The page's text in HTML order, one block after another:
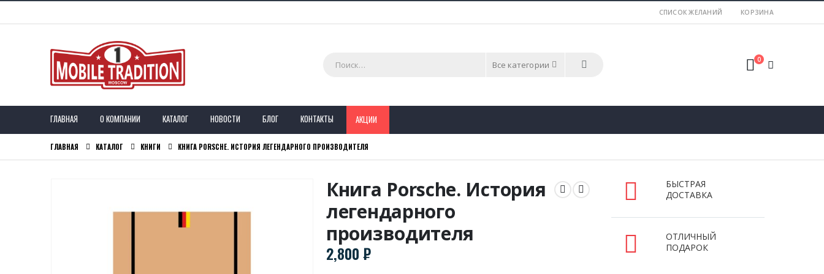
СПИСОК ЖЕЛАНИЙ КОРЗИНА
Все категории 0
ГЛАВНАЯ О КОМПАНИИ КАТАЛОГ НОВОСТИ БЛОГ КОНТАКТЫ АКЦИИ
ГЛАВНАЯ КАТАЛОГ КНИГИ КНИГА PORSCHE. ИСТОРИЯ ЛЕГЕНДАРНОГО ПРОИЗВОДИТЕЛЯ
Книга Porsche. История
легендарного
производителя
2,800₽
БЫСТРАЯ
ДОСТАВКА
ОТЛИЧНЫЙ
ПОДАРОК